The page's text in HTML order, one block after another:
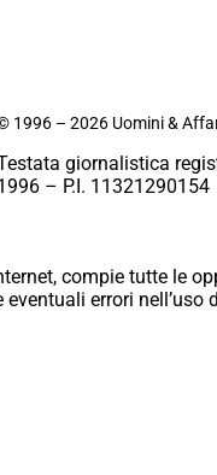
1996 – 2026 Uomini &
giornalistica
– P.I. 11321290154
compie tutte le
errori